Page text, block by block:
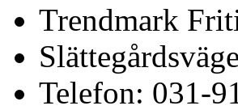
Trendmark
Telefon: 031-